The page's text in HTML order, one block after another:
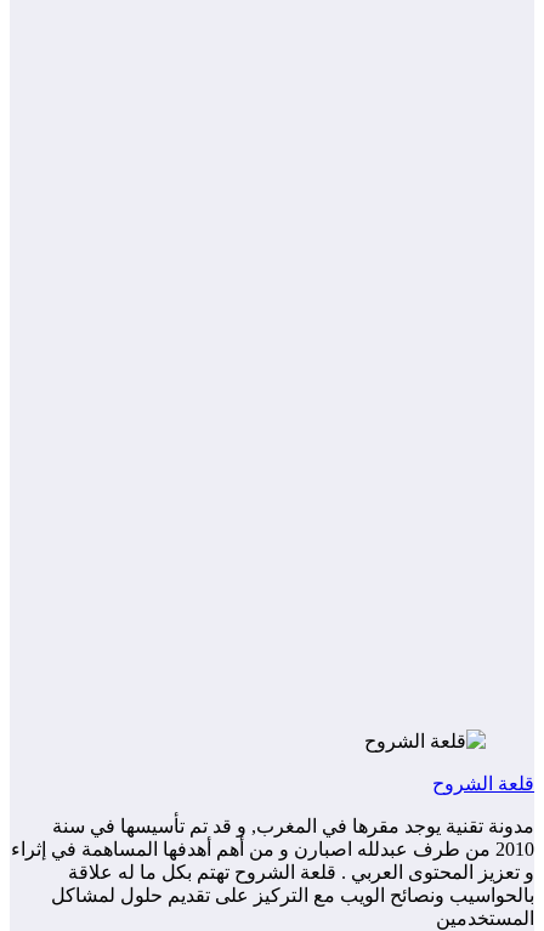
قلعة الشروح
مدونة تقنية يوجد مقرها في المغرب, و قد تم تأسيسها في سنة
2010 من طرف عبدلله اصبارن و من أهم أهدفها المساهمة في إثراء
و تعزيز المحتوى العربي . قلعة الشروح تهتم بكل ما له علاقة
بالحواسيب ونصائح الويب مع التركيز على تقديم حلول لمشاكل
المستخدمين